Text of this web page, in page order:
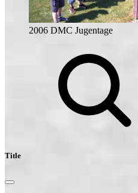
2006 DMC Jugentage
Title